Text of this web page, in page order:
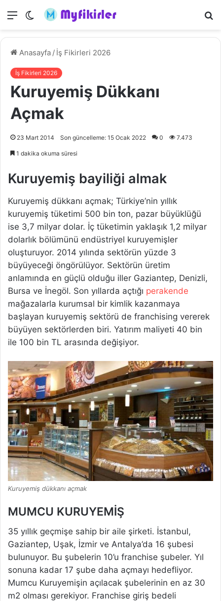
Menü
Dış
Anasayfa / İş Fikirleri 2026
İş Fikirleri 2026
Kuruyemiş Dükkanı
Açmak
23 Mart 2014 Son güncelleme: 15 Ocak 2022 0 7.473
1 dakika okuma süresi
Kuruyemiş bayiliği almak
Kuruyemiş dükkanı açmak; Türkiye’nin yıllık
kuruyemiş tüketimi 500 bin ton, pazar büyüklüğü
ise 3,7 milyar dolar. İç tüketimin yaklaşık 1,2 milyar
dolarlık bölümünü endüstriyel kuruyemişler
oluşturuyor. 2014 yılında sektörün yüzde 3
büyüyeceği öngörülüyor. Sektörün üretim
anlamında en güçlü olduğu iller Gaziantep, Denizli,
Bursa ve İnegöl. Son yıllarda açtığı perakende
mağazalarla kurumsal bir kimlik kazanmaya
başlayan kuruyemiş sektörü de franchising vererek
büyüyen sektörlerden biri. Yatırım maliyeti 40 bin
ile 100 bin TL arasında değişiyor.
Kuruyemiş dükkanı açmak
MUMCU KURUYEMİŞ
35 yıllık geçmişe sahip bir aile şirketi. İstanbul,
Gaziantep, Uşak, İzmir ve Antalya’da 16 şubesi
bulunuyor. Bu şubelerin 10’u franchise şubeler. Yıl
sonuna kadar 17 şube daha açmayı hedefliyor.
Mumcu Kuruyemişin açılacak şubelerinin en az 30
m2 olması gerekiyor. Franchise giriş bedeli